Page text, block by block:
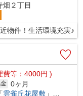
畑２丁目
物件！生活環境充実♪
費等：4000円 )
0ヶ月
雲雀丘花屋敷 」駅 徒歩5分